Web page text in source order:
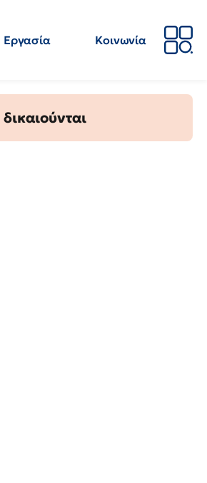
Εργασία
Κοινωνία